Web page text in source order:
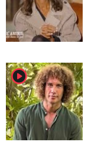
player2